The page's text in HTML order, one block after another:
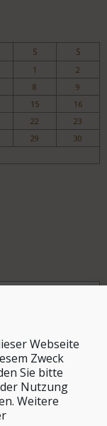
Webseite
Zweck
Sie bitte
Nutzung
Weitere
S S
1
2
8
9
15
16
22
23
29
30